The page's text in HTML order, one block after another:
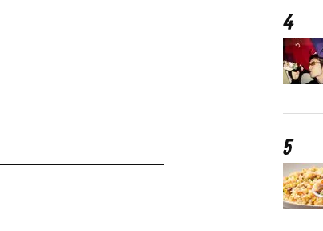
（『後宮幻華伝』より イラスト／